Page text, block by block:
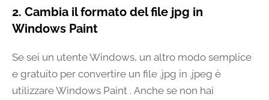
2. Cambia il formato del file jpg in
Windows Paint
Se sei un utente Windows, un altro modo semplice
e gratuito per convertire un file .jpg in .jpeg è
utilizzare Windows Paint . Anche se non hai